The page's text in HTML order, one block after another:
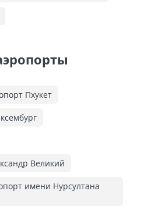
Пхукет
Великий
имени Нурсултана